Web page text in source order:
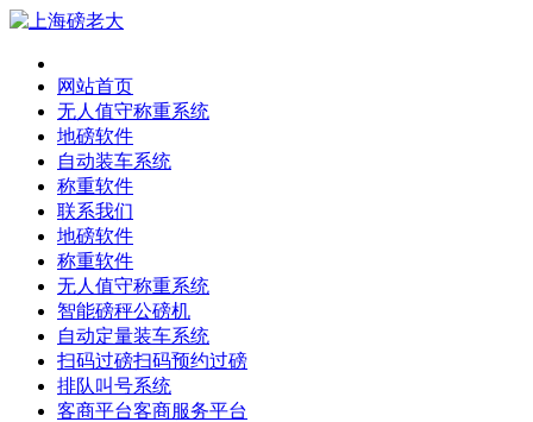
网站首页
无人值守称重系统
地磅软件
自动装车系统
称重软件
联系我们
地磅软件
称重软件
无人值守称重系统
智能磅秤公磅机
自动定量装车系统
扫码过磅扫码预约过磅
排队叫号系统
客商平台客商服务平台